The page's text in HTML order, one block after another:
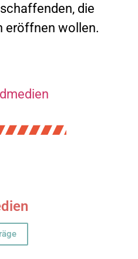
die
eröffnen wollen.